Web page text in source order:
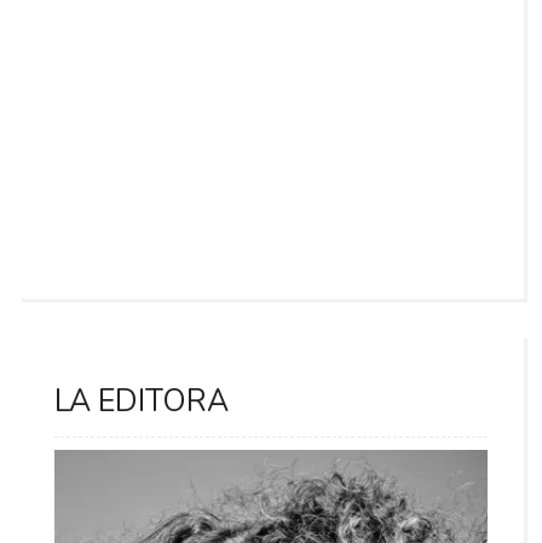
LA EDITORA